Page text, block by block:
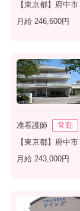
【東京都】府中市
月給 246,600円
准看護師 常勤
【東京都】府中市
月給 243,000円